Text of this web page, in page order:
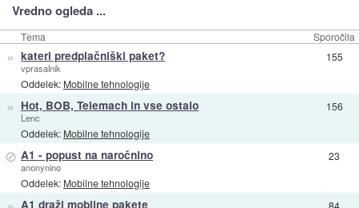
Vredno ogleda ...
Tema Sporočila
» kateri predplačniški paket?
vprasalnik
Oddelek: Mobilne tehnologije
155
» Hot, BOB, Telemach in vse ostalo
Lenc
Oddelek: Mobilne tehnologije
156
⊘ A1 - popust na naročnino
anonynino
Oddelek: Mobilne tehnologije
23
A1 draži mobilne pakete